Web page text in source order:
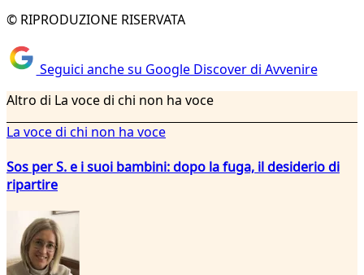
© RIPRODUZIONE RISERVATA
Seguici anche su Google Discover di Avvenire
Altro di La voce di chi non ha voce
La voce di chi non ha voce
Sos per S. e i suoi bambini: dopo la fuga, il desiderio di
ripartire